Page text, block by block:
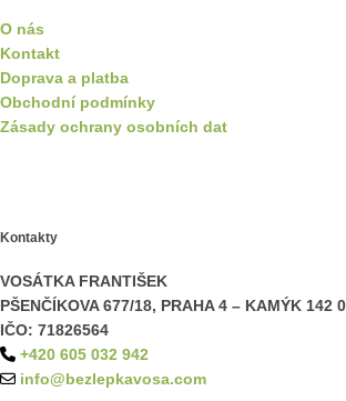
O nás
Kontakt
Doprava a platba
Obchodní podmínky
Zásady ochrany osobních dat
Kontakty
VOSÁTKA FRANTIŠEK
PŠENČÍKOVA 677/18, PRAHA 4 – KAMÝK 142
IČO: 71826564
+420 605 032 942
info@bezlepkavosa.com